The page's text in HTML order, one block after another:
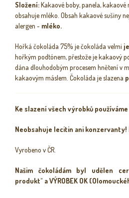
Složení:Kakaové boby, panela,
obsahuje mléko. Obsah kakaové sušiny
alergen - mléko.
Hořká čokoláda 75% je čokoláda velmi
hořkým podtónem, přestože je kakaový
dána dlouhodobým procesem hnětení v
kakaovým máslem. Čokoláda je slazena
Ke slazení všech výrobků
Neobsahuje lecitin ani konzervanty!
Vyrobeno v ČR.
Našim čokoládám byl udělen
produkt" a VÝROBEK OK